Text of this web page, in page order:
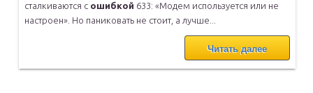
сталкиваются с ошибкой 633: «Модем используется или не
настроен». Но паниковать не стоит, а лучше...
Читать далее